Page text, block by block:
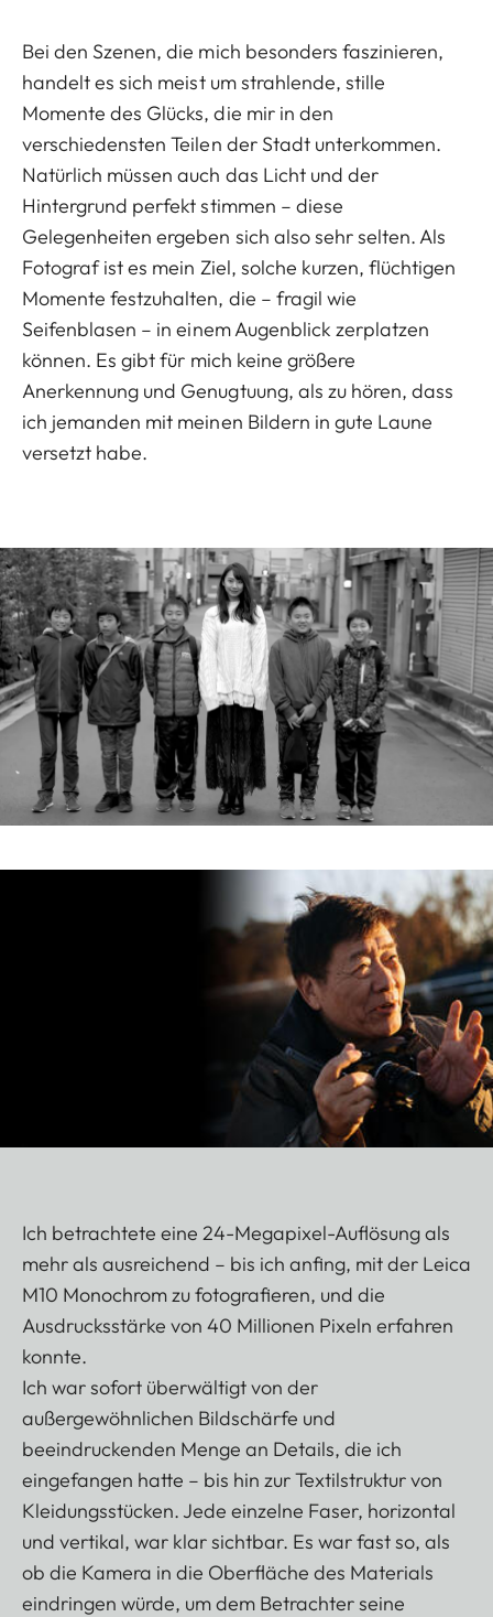
Bei den Szenen, die mich besonders faszinieren,
handelt es sich meist um strahlende, stille
Momente des Glücks, die mir in den
verschiedensten Teilen der Stadt unterkommen.
Natürlich müssen auch das Licht und der
Hintergrund perfekt stimmen – diese
Gelegenheiten ergeben sich also sehr selten. Als
Fotograf ist es mein Ziel, solche kurzen, flüchtigen
Momente festzuhalten, die – fragil wie
Seifenblasen – in einem Augenblick zerplatzen
können. Es gibt für mich keine größere
Anerkennung und Genugtuung, als zu hören, dass
ich jemanden mit meinen Bildern in gute Laune
versetzt habe.
Ich betrachtete eine 24-Megapixel-Auflösung als
mehr als ausreichend – bis ich anfing, mit der Leica
M10 Monochrom zu fotografieren, und die
Ausdrucksstärke von 40 Millionen Pixeln erfahren
konnte.
Ich war sofort überwältigt von der
außergewöhnlichen Bildschärfe und
beeindruckenden Menge an Details, die ich
eingefangen hatte – bis hin zur Textilstruktur von
Kleidungsstücken. Jede einzelne Faser, horizontal
und vertikal, war klar sichtbar. Es war fast so, als
ob die Kamera in die Oberfläche des Materials
eindringen würde, um dem Betrachter seine